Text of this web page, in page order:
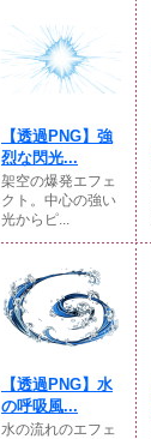
【透過PNG】強
烈な閃光...
架空の爆発エフェ
クト。中心の強い
光からピ...
【透過PNG】水
の呼吸風...
水の流れのエフェ